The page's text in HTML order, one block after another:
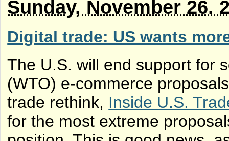
Sunday, November 26.
Digital trade: US wants
The U.S. will end support for
(WTO) e-commerce
trade rethink, Inside U.S.
for the most extreme